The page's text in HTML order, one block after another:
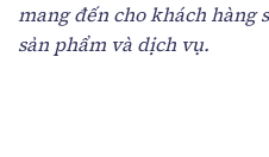
mang đến cho khách hàng
sản phẩm và dịch vụ.